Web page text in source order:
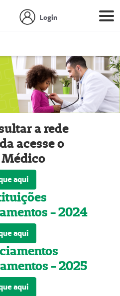
Login
a rede
acesse o
aqui
- 2024
aqui
- 2025
aqui